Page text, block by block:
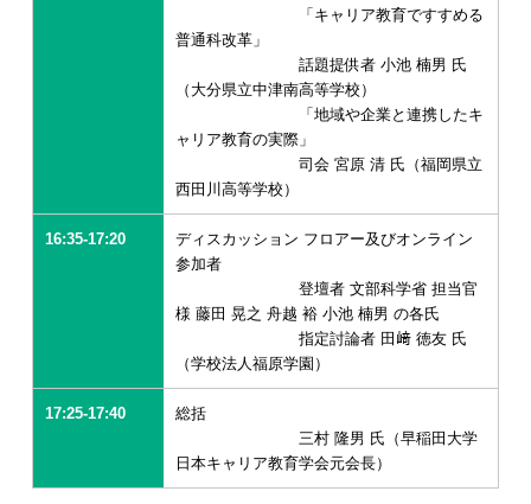
「キャリア教育ですすめる
普通科改革」
話題提供者 小池 楠男 氏
（大分県立中津南高等学校）
「地域や企業と連携したキ
ャリア教育の実際」
司会 宮原 清 氏（福岡県立
西田川高等学校）
16:35-17:20
ディスカッション フロアー及びオンライン
参加者
登壇者 文部科学省 担当官
様 藤田 晃之 舟越 裕 小池 楠男 の各氏
指定討論者 田﨑 徳友 氏
（学校法人福原学園）
17:25-17:40
総括
三村 隆男 氏（早稲田大学
日本キャリア教育学会元会長）